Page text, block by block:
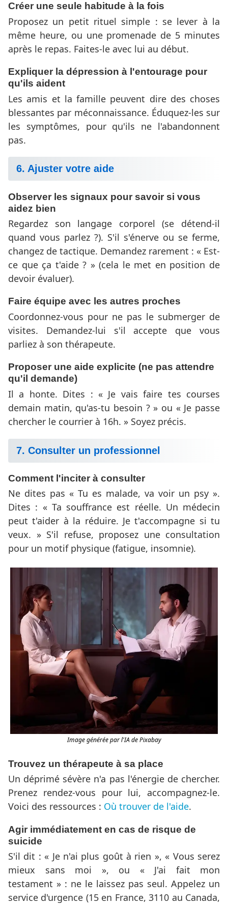
Créer une seule habitude à la fois
Proposez un petit rituel simple : se lever à la
même heure, ou une promenade de 5 minutes
après le repas. Faites-le avec lui au début.
Expliquer la dépression à l'entourage pour
qu'ils aident
Les amis et la famille peuvent dire des choses
blessantes par méconnaissance. Éduquez-les sur
les symptômes, pour qu'ils ne l'abandonnent
pas.
6. Ajuster votre aide
Observer les signaux pour savoir si vous
aidez bien
Regardez son langage corporel (se détend-il
quand vous parlez ?). S'il s'énerve ou se ferme,
changez de tactique. Demandez rarement : « Est-
ce que ça t'aide ? » (cela le met en position de
devoir évaluer).
Faire équipe avec les autres proches
Coordonnez-vous pour ne pas le submerger de
visites. Demandez-lui s'il accepte que vous
parliez à son thérapeute.
Proposer une aide explicite (ne pas attendre
qu'il demande)
Il a honte. Dites : « Je vais faire tes courses
demain matin, qu'as-tu besoin ? » ou « Je passe
chercher le courrier à 16h. » Soyez précis.
7. Consulter un professionnel
Comment l'inciter à consulter
Ne dites pas « Tu es malade, va voir un psy ».
Dites : « Ta souffrance est réelle. Un médecin
peut t'aider à la réduire. Je t'accompagne si tu
veux. » S'il refuse, proposez une consultation
pour un motif physique (fatigue, insomnie).
Image générée par l'IA de Pixabay
Trouvez un thérapeute à sa place
Un déprimé sévère n'a pas l'énergie de chercher.
Prenez rendez-vous pour lui, accompagnez-le.
Voici des ressources : Où trouver de l'aide.
Agir immédiatement en cas de risque de
suicide
S'il dit : « Je n'ai plus goût à rien », « Vous serez
mieux sans moi », ou « J'ai fait mon
testament » : ne le laissez pas seul. Appelez un
service d'urgence (15 en France, 3110 au Canada,